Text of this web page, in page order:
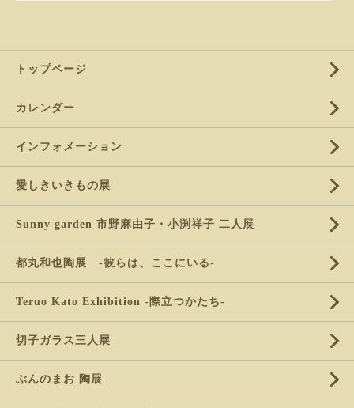
トップページ
カレンダー
インフォメーション
愛しきいきもの展
Sunny garden 市野麻由子・小渕祥子 二人展
都丸和也陶展 -彼らは、ここにいる-
Teruo Kato Exhibition -際立つかたち-
切子ガラス三人展
ぶんのまお 陶展